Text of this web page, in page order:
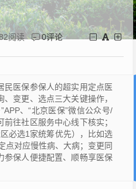
阅读 0评论
民医保参保人的超实用定点医
变更、选点三大关键操作，
、“北京医保”微信公众号/
往社区服务中心线下核实；
必选1家统筹优先），比如选
点对应慢性病、大病；变更同
参保人便捷配置、顺畅享医保